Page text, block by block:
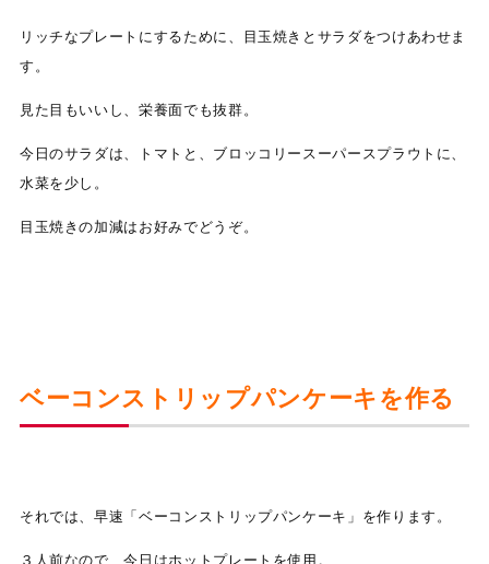
リッチなプレートにするために、目玉焼きとサラダをつけあわせま
す。
見た目もいいし、栄養面でも抜群。
今日のサラダは、トマトと、ブロッコリースーパースプラウトに、
水菜を少し。
目玉焼きの加減はお好みでどうぞ。
ベーコンストリップパンケーキを作る
それでは、早速「ベーコンストリップパンケーキ」を作ります。
３人前なので、今日はホットプレートを使用。